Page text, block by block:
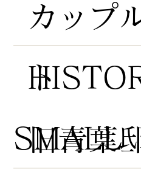
旧青葉
カップ
ト
​SMALL